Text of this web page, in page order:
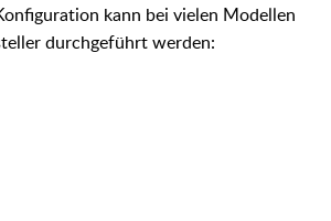
kann bei vielen Modellen
durchgeführt werden: